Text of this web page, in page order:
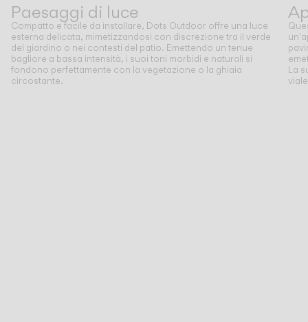
Paesaggi di luce
Compatto e facile da installare, Dots Outdoor offre una luce
esterna delicata, mimetizzandosi con discrezione tra il verde
del giardino o nei contesti del patio. Emettendo un tenue
bagliore a bassa intensità, i suoi toni morbidi e naturali si
fondono perfettamente con la vegetazione o la ghiaia
circostante.
La